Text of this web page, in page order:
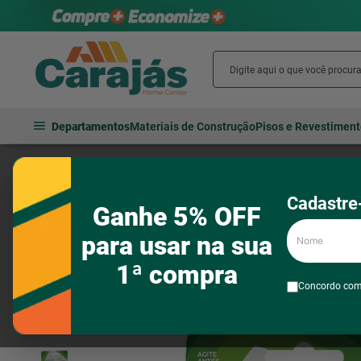
DepartamentosMateriais de ConstruçãoPisos e
Ganhe 5% OFF
para usar na sua
1ª compra
Nome
Concordo
Jardim e lazer